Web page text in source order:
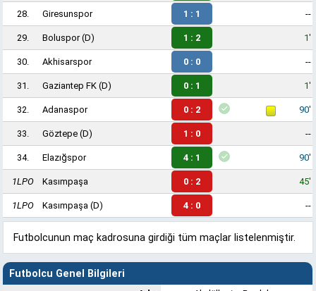
28. Giresunspor 1 : 1 --
29. Boluspor(D) 1 : 2 1'
30. Akhisarspor 0 : 0 --
31. Gaziantep FK (D) 0 : 1 1'
32. Adanaspor 0 : 2 90'
33. Göztepe (D) 1 : 0 --
34. Elazığspor 4 : 1 90'
1LPO Kasımpaşa 0 : 2 45'
1LPO Kasımpaşa (D) 4 : 0 --
Futbolcunun maç kadrosuna girdiği tüm maçlar listelenmiştir.
Futbolcu Genel Bilgileri